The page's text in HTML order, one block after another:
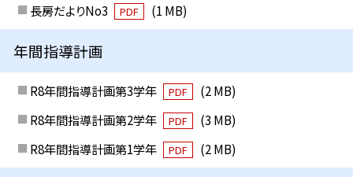
長房だよりNo3
PDF (1 MB)
年間指導計画
R8年間指導計画第3学年 PDF
(2 MB)
R8年間指導計画第2学年
PDF
(3 MB)
R8年間指導計画第1学年
PDF (2 MB)